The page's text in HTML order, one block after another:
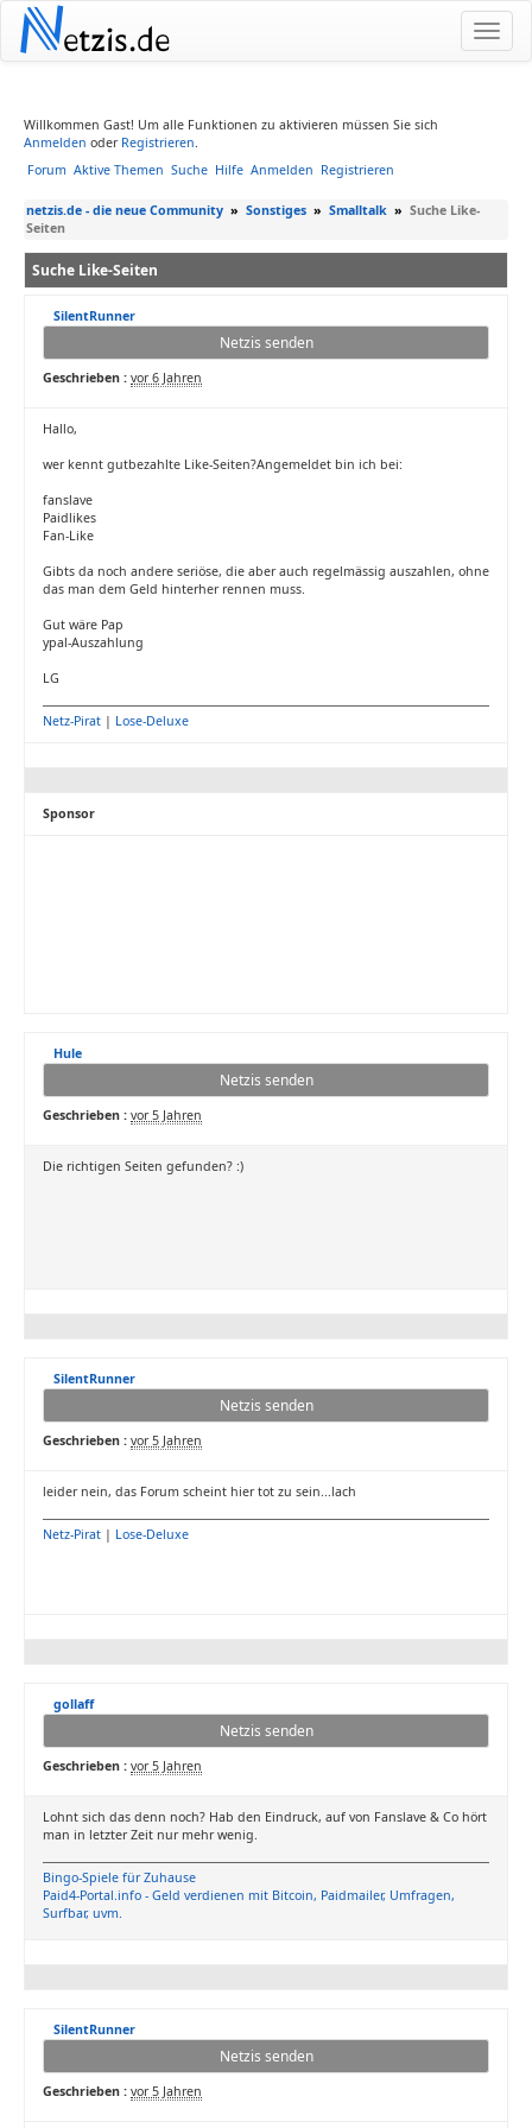
Netzis.de
Willkommen Gast! Um alle Funktionen zu aktivieren müssen Sie sich
Anmelden oder Registrieren.
Forum Aktive Themen Suche Hilfe Anmelden Registrieren
netzis.de - die neue Community » Sonstiges » Smalltalk » Suche Like-
Seiten
Suche Like-Seiten
SilentRunner
Netzis senden
Geschrieben : vor 6 Jahren
Hallo,
wer kennt gutbezahlte Like-Seiten?Angemeldet bin ich bei:
fanslave
Paidlikes
Fan-Like
Gibts da noch andere seriöse, die aber auch regelmässig auszahlen, ohne
das man dem Geld hinterher rennen muss.
Gut wäre Pap
ypal-Auszahlung
LG
Netz-Pirat | Lose-Deluxe
Sponsor
Hule
Netzis senden
Geschrieben : vor 5 Jahren
Die richtigen Seiten gefunden? :)
SilentRunner
Netzis senden
Geschrieben : vor 5 Jahren
leider nein, das Forum scheint hier tot zu sein...lach
Netz-Pirat | Lose-Deluxe
gollaff
Netzis senden
Geschrieben : vor 5 Jahren
Lohnt sich das denn noch? Hab den Eindruck, auf von Fanslave & Co hört
man in letzter Zeit nur mehr wenig.
Bingo-Spiele für Zuhause
Paid4-Portal.info - Geld verdienen mit Bitcoin, Paidmailer, Umfragen,
Surfbar, uvm.
SilentRunner
Netzis senden
Geschrieben : vor 5 Jahren